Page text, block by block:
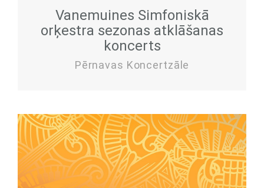
Vanemuines Simfoniskā
orķestra sezonas atklāšanas
koncerts
Pērnavas Koncertzāle